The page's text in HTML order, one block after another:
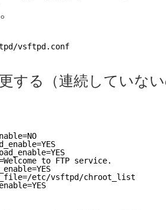
vsftpd.conf
する（連続していな
to FTP service.
etc/vsftpd/chroot_list